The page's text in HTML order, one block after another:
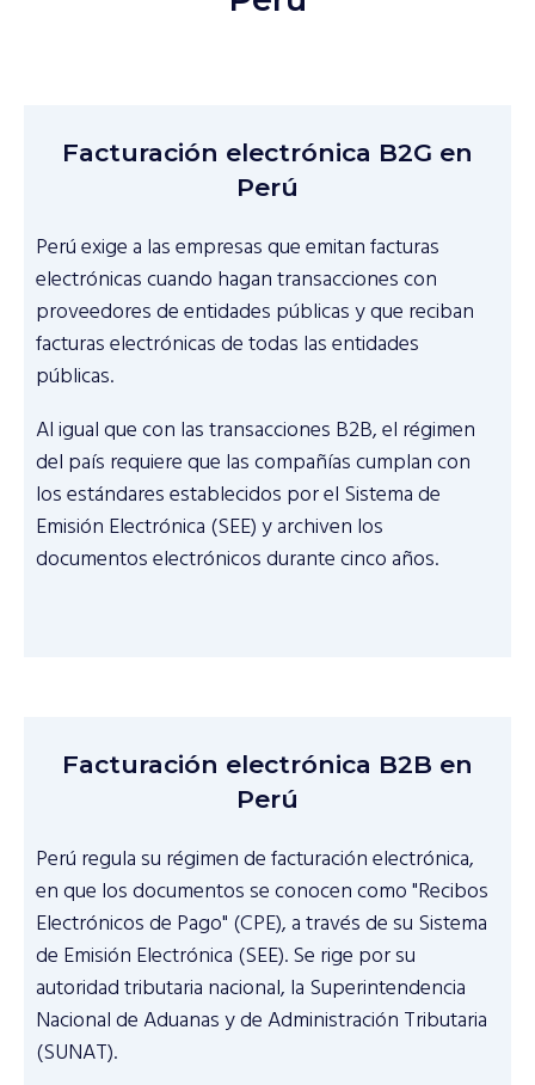
Facturación electrónica B2B en
Perú
Perú regula su régimen de facturación electrónica,
en que los documentos se conocen como "Recibos
Electrónicos de Pago" (CPE), a través de su Sistema
de Emisión Electrónica (SEE). Se rige por su
autoridad tributaria nacional, la Superintendencia
Nacional de Aduanas y de Administración Tributaria
(SUNAT).
Facturación electrónica B2G en
Perú
Perú exige a las empresas que emitan facturas
electrónicas cuando hagan transacciones con
proveedores de entidades públicas y que reciban
facturas electrónicas de todas las entidades
públicas.
Al igual que con las transacciones B2B, el régimen
del país requiere que las compañías cumplan con
los estándares establecidos por el Sistema de
Emisión Electrónica (SEE) y archiven los
documentos electrónicos durante cinco años.